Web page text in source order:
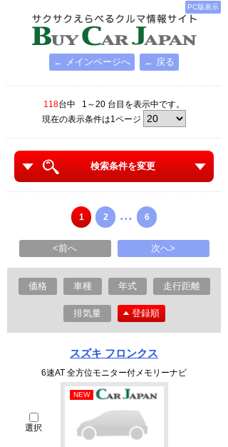
PC版表示
← メインページへ ← 戻る
118台中 1～20 台目を表示中です。
現在の表示条件は1ページ
検索条件を変更
1 2 ... 6
<前へ 次へ>
価格 車種 年式 走行距離
排気量 登録順
スズキ フロンクス
6速AT 全方位モニター付メモリーナビ
選択
NEW